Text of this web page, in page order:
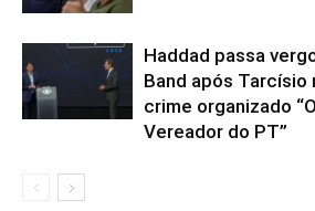
Haddad passa
Band após
crime organizado
Vereador do PT”